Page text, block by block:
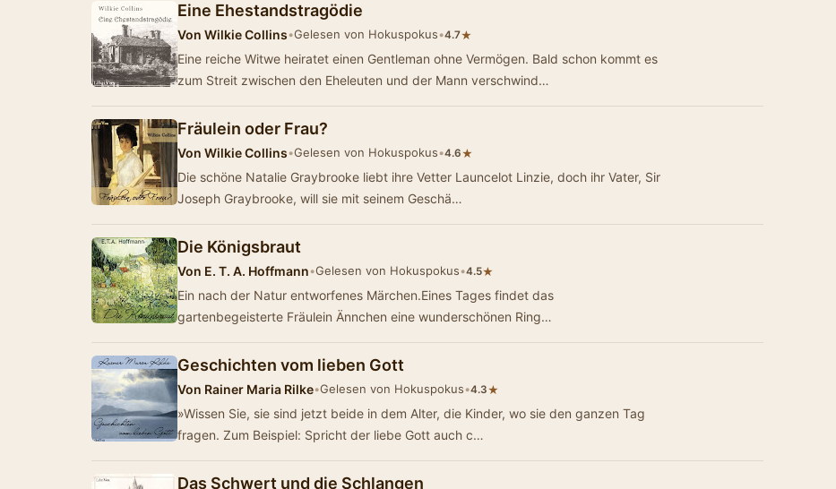
Eine Ehestandstragödie
Von Wilkie Collins•Gelesen von Hokuspokus•4.7★
Eine reiche Witwe heiratet einen Gentleman ohne Vermögen. Bald schon kommt es
zum Streit zwischen den Eheleuten und der Mann verschwind…
Fräulein oder Frau?
Von Wilkie Collins•Gelesen von Hokuspokus•4.6★
Die schöne Natalie Graybrooke liebt ihre Vetter Launcelot Linzie, doch ihr Vater, Sir
Joseph Graybrooke, will sie mit seinem Geschä…
Die Königsbraut
Von E. T. A. Hoffmann•Gelesen von Hokuspokus•4.5★
Ein nach der Natur entworfenes Märchen.Eines Tages findet das
gartenbegeisterte Fräulein Ännchen eine wunderschönen Ring…
Geschichten vom lieben Gott
Von Rainer Maria Rilke•Gelesen von Hokuspokus•4.3★
»Wissen Sie, sie sind jetzt beide in dem Alter, die Kinder, wo sie den ganzen Tag
fragen. Zum Beispiel: Spricht der liebe Gott auch c…
Das Schwert und die Schlangen